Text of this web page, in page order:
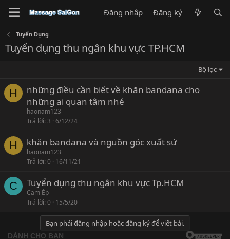
Đăng nhập Đăng ký
Tuyển Dụng
Tuyển dụng thu ngân khu vực TP.HCM
Bộ lọc
H
những điều cần biết về khăn bandana cho
những ai quan tâm nhé
haonam123
Trả lời 3 6/12/24
H khăn bandana và nguồn góc xuất sứ
haonam123
Trả lời 0 16/11/21
C Tuyển dụng thu ngân khu vực Tp.HCM
Cam Ép
Trả lời 0 15/5/20
Bạn phải đăng nhập hoặc đăng ký để viết bài.